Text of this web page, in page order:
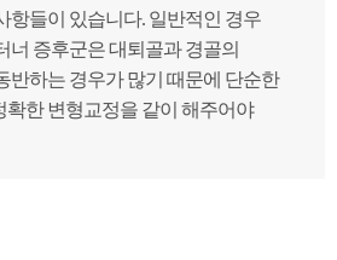
항들이 있습니다. 일반적인 경우
너 증후군은 대퇴골과 경골의
반하는 경우가 많기 때문에 단순한
확한 변형교정을 같이 해주어야